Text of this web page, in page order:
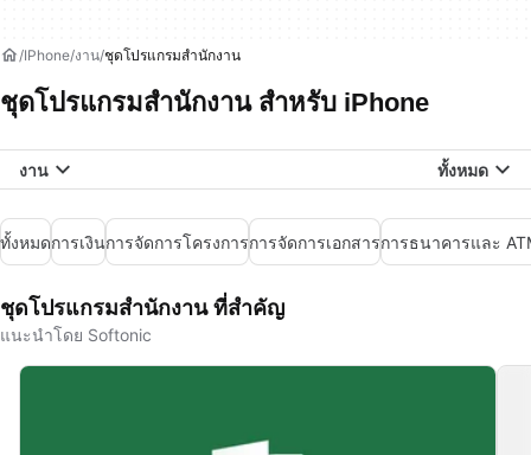
IPhone งาน ชุดโปรแกรมสำนักงาน
ชุดโปรแกรมสำนักงาน สำหรับ iPhone
งาน ทั้งหมด
ทั้งหมดการเงินการจัดการโครงการการจัดการเอกสารการธนาคารและ
ชุดโปรแกรมสำนักงาน ที่สำคัญ
แนะนำโดย Softonic